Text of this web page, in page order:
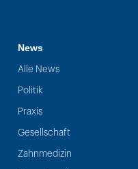
News
Alle News
Politik
Praxis
Gesellschaft
Zahnmedizin